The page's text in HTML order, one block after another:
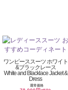
ワンピーススーツ ホワイト
&ブラックレース
White and Blacklace Jacket &
Dress
通常価格